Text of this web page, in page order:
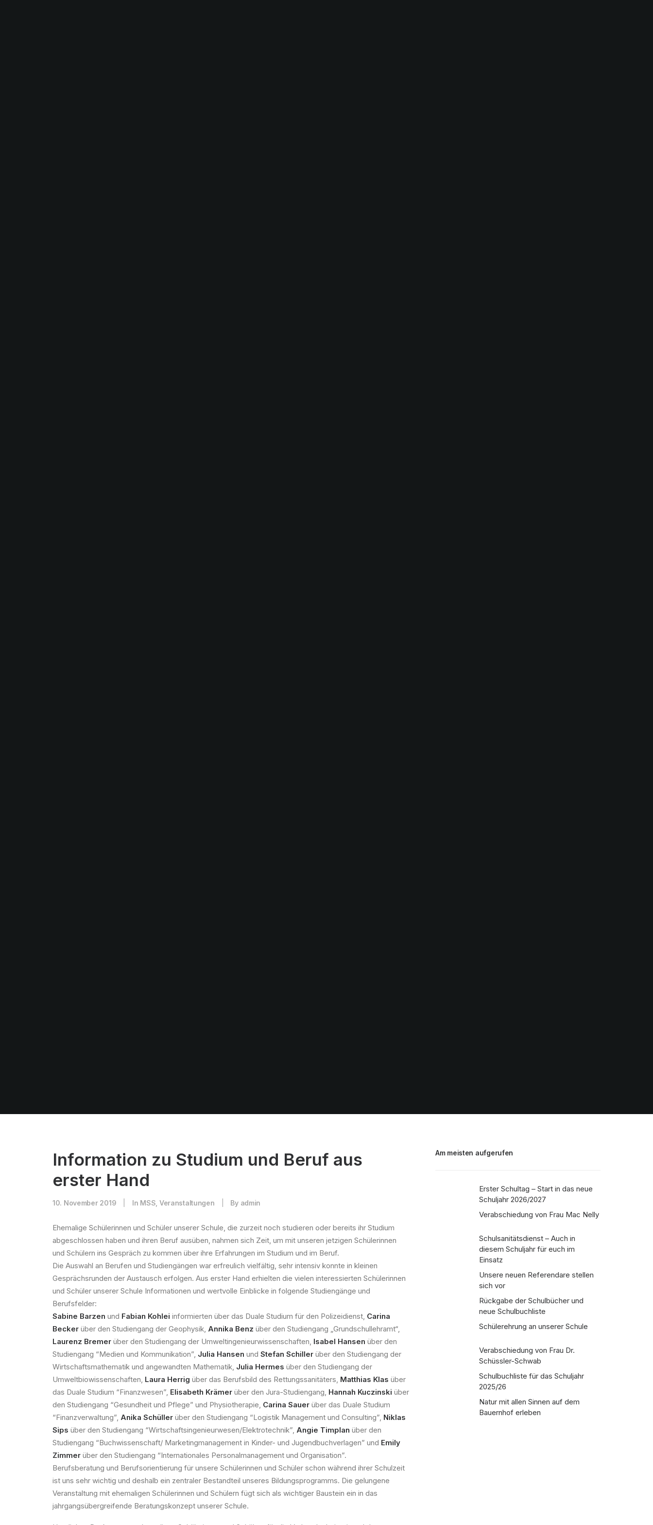
Information zu Studium und Beruf aus
erster Hand
10. November 2019 In MSS Veranstaltungen By admin
Ehemalige Schülerinnen und Schüler unserer Schule, die zurzeit noch studieren oder bereits ihr Studium
abgeschlossen haben und ihren Beruf ausüben, nahmen sich Zeit, um mit unseren jetzigen Schülerinnen
und Schülern ins Gespräch zu kommen über ihre Erfahrungen im Studium und im Beruf.
Die Auswahl an Berufen und Studiengängen war erfreulich vielfältig, sehr intensiv konnte in kleinen
Gesprächsrunden der Austausch erfolgen. Aus erster Hand erhielten die vielen interessierten Schülerinnen
und Schüler unserer Schule Informationen und wertvolle Einblicke in folgende Studiengänge und
Berufsfelder:
Sabine Barzen und Fabian Kohlei informierten über das Duale Studium für den Polizeidienst, Carina
Becker über den Studiengang der Geophysik, Annika Benz über den Studiengang „Grundschullehramt“,
Laurenz Bremer über den Studiengang der Umweltingenieurwissenschaften, Isabel Hansen über den
Studiengang “Medien und Kommunikation”, Julia Hansen und Stefan Schiller über den Studiengang der
Wirtschaftsmathematik und angewandten Mathematik, Julia Hermes über den Studiengang der
Umweltbiowissenschaften, Laura Herrig über das Berufsbild des Rettungssanitäters, Matthias Klas über
das Duale Studium “Finanzwesen”, Elisabeth Krämer über den Jura-Studiengang, Hannah Kuczinski über
den Studiengang “Gesundheit und Pflege” und Physiotherapie, Carina Sauer über das Duale Studium
“Finanzverwaltung”, Anika Schüller über den Studiengang “Logistik Management und Consulting”, Niklas
Sips über den Studiengang “Wirtschaftsingenieurwesen/Elektrotechnik”, Angie Timplan über den
Studiengang “Buchwissenschaft/ Marketingmanagement in Kinder- und Jugendbuchverlagen” und Emily
Zimmer über den Studiengang “Internationales Personalmanagement und Organisation”.
Berufsberatung und Berufsorientierung für unsere Schülerinnen und Schüler schon während ihrer Schulzeit
ist uns sehr wichtig und deshalb ein zentraler Bestandteil unseres Bildungsprogramms. Die gelungene
Veranstaltung mit ehemaligen Schülerinnen und Schülern fügt sich als wichtiger Baustein ein in das
jahrgangsübergreifende Beratungskonzept unserer Schule.
Am meisten aufgerufen
Erster Schultag – Start in das neue
Schuljahr 2026/2027
Verabschiedung von Frau Mac Nelly
Schulsanitätsdienst – Auch in
diesem Schuljahr für euch im
Einsatz
Unsere neuen Referendare stellen
sich vor
Rückgabe der Schulbücher und
neue Schulbuchliste
Schülerehrung an unserer Schule
Verabschiedung von Frau Dr.
Schüssler-Schwab
Schulbuchliste für das Schuljahr
2025/26
Natur mit allen Sinnen auf dem
Bauernhof erleben